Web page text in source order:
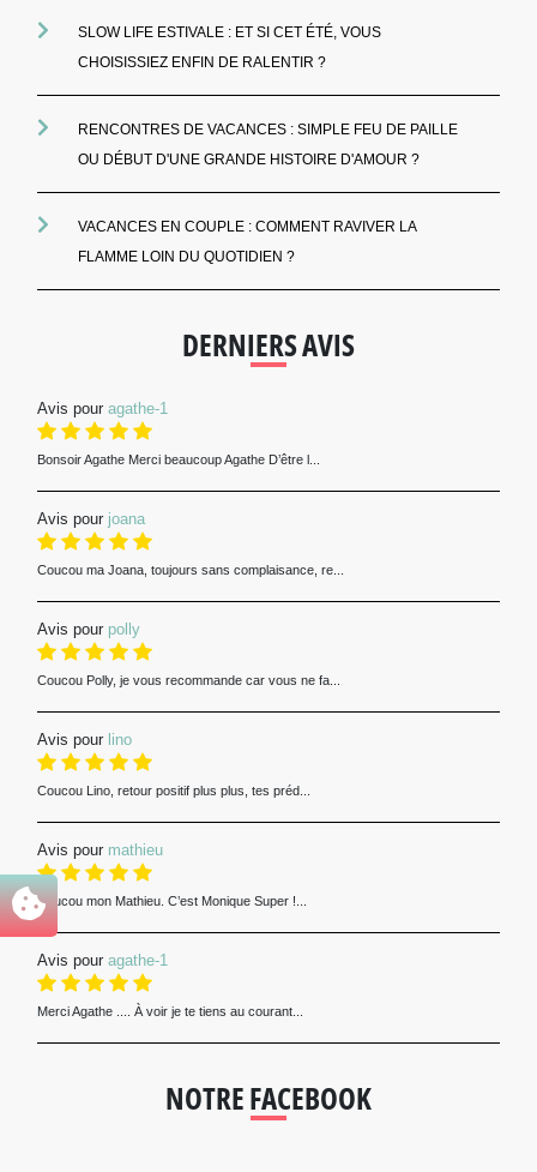
SLOW LIFE ESTIVALE : ET SI CET ÉTÉ, VOUS
CHOISISSIEZ ENFIN DE RALENTIR ?
RENCONTRES DE VACANCES : SIMPLE FEU DE PAILLE
OU DÉBUT D'UNE GRANDE HISTOIRE D'AMOUR ?
VACANCES EN COUPLE : COMMENT RAVIVER LA
FLAMME LOIN DU QUOTIDIEN ?
DERNIERS AVIS
Avis pour agathe-1
Bonsoir Agathe Merci beaucoup Agathe D’être l...
Avis pour joana
Coucou ma Joana, toujours sans complaisance, re...
Avis pour polly
Coucou Polly, je vous recommande car vous ne fa...
Avis pour lino
Coucou Lino, retour positif plus plus, tes préd...
Avis pour mathieu
Coucou mon Mathieu. C’est Monique Super !...
Avis pour agathe-1
Merci Agathe .... À voir je te tiens au courant...
NOTRE FACEBOOK